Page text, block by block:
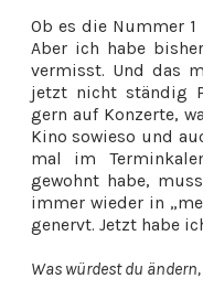
Ob es die Nummer
Aber ich habe
vermisst. Und das
jetzt nicht ständig
gern auf Konzerte,
Kino sowieso und
mal im
gewohnt habe,
immer wieder in
genervt. Jetzt habe
Was würdest du